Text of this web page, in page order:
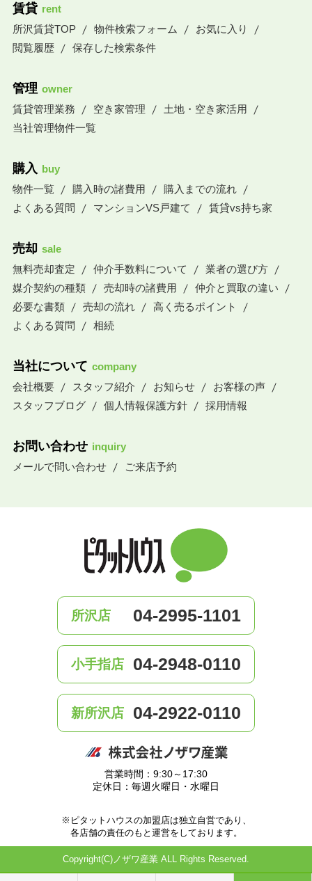
賃貸 rent
所沢賃貸TOP
物件検索フォーム
お気に入り
閲覧履歴
保存した検索条件
管理 owner
賃貸管理業務
空き家管理
土地・空き家活用
当社管理物件一覧
購入 buy
物件一覧
購入時の諸費用
購入までの流れ
よくある質問
マンションVS戸建て 賃貸vs持ち家
売却 sale
無料売却査定
仲介手数料について
業者の選び方
媒介契約の種類
売却時の諸費用
仲介と買取の違い
必要な書類
売却の流れ
高く売るポイント
よくある質問
相続
当社について company
会社概要
スタッフ紹介 お知らせ
お客様の声
スタッフブログ
個人情報保護方針 採用情報
お問い合わせ inquiry
メールで問い合わせ
ご来店予約
所沢店 04-2995-1101
小手指店 04-2948-0110
新所沢店 04-2922-0110
営業時間：9:30～17:30
定休日：毎週火曜日・水曜日
※ピタットハウスの加盟店は独立自営であり、
各店舗の責任のもと運営をしております。
Copyright(C)ノザワ産業 ALL Rights Reserved.